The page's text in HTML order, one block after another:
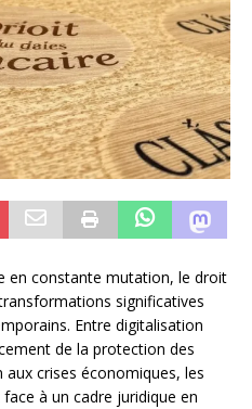
en constante mutation, le droit
significatives
Entre digitalisation
de la protection des
crises économiques, les
à un cadre juridique en